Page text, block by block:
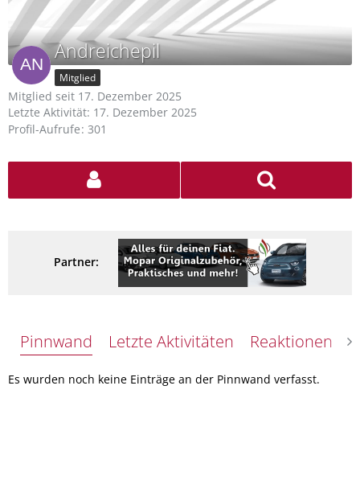
Andreichepil
Mitglied
Mitglied seit 17. Dezember 2025
Letzte Aktivität: 17. Dezember 2025
Profil-Aufrufe 301
Partner:
Pinnwand Letzte Aktivitäten Reaktionen
Es wurden noch keine Einträge an der Pinnwand verfasst.